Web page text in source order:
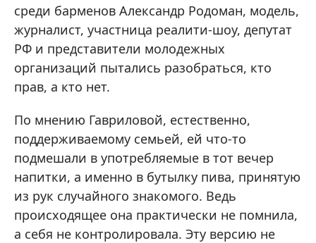
среди барменов Александр Родоман, модель,
журналист, участница реалити-шоу, депутат
РФ и представители молодежных
организаций пытались разобраться, кто
прав, а кто нет.
По мнению Гавриловой, естественно,
поддерживаемому семьей, ей что-то
подмешали в употребляемые в тот вечер
напитки, а именно в бутылку пива, принятую
из рук случайного знакомого. Ведь
происходящее она практически не помнила,
а себя не контролировала. Эту версию не